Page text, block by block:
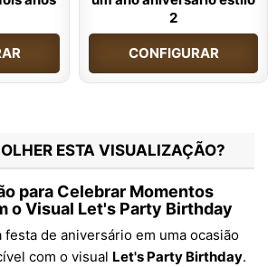
2
CONFIGURAR
ESTA VISUALIZAÇÃO?
para Celebrar Momentos
o Visual Let's Party Birthday
festa de aniversário em uma ocasião
com o visual Let's Party Birthday.